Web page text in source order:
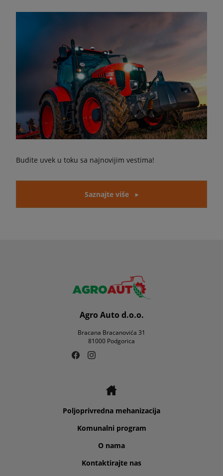
Budite uvek u toku sa najnovijim vestima!
Saznajte više
Agro Auto d.o.o.
Bracana Bracanovića 31
81000 Podgorica
Poljoprivredna mehanizacija
Komunalni program
O nama
Kontaktirajte nas